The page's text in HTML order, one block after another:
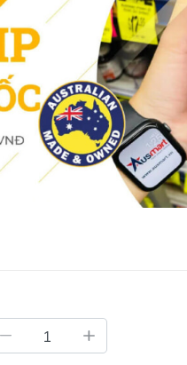
Kết quả của sản
bằng Tiếng Anh (Nguồn:
Synbiotic+
Pty Ltd
0902.571.389